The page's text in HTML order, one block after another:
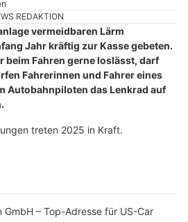
REDAKTION
vermeidbaren Lärm
Jahr kräftig zur Kasse gebeten.
beim Fahren gerne loslässt, darf
Fahrerinnen und Fahrer eines
Autobahnpiloten das Lenkrad auf
treten 2025 in Kraft.